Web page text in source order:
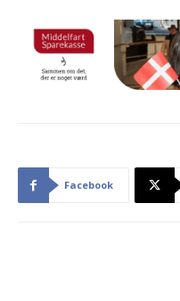
Facebook